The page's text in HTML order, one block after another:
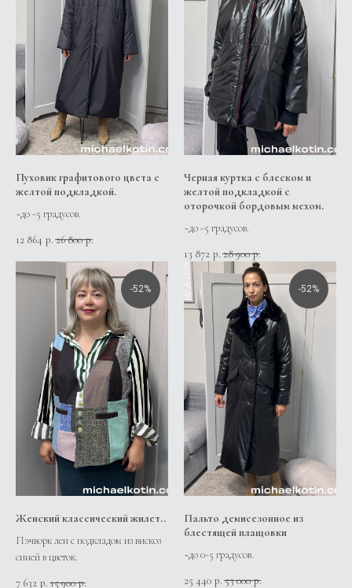
Пуховик графитового цвета с
желтой подкладкой.
~до -5 градусов.
12 864 р. 26 800 р.
Черная куртка с блеском и
желтой подкладкой с
оторочкой бордовым мехом.
~до -5 градусов.
13 872 р. 28 900 р.
-52%
Женский классический жилет..
Пэчворк лен с подкладом из вискоз
синей в цветок.
7 632 р. 15 900 р.
-52%
Пальто демисезонное из
блестящей плащовки
~до 0-5 градусов.
25 440 р. 53 000 р.